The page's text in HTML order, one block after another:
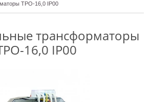
ТРО-16,0 IP00
трансформаторы
16,0 IP00